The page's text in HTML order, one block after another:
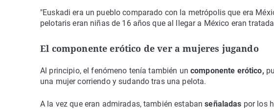
"Euskadi era un pueblo comparado con la metrópolis que era
pelotaris eran niñas de 16 años que al llegar a México eran
El componente erótico de ver a mujeres jugando
Al principio, el fenómeno tenía también un componente erótico,
una mujer corriendo y sudando tras una pelota.
A la vez que eran admiradas, también estabanseñaladas por los